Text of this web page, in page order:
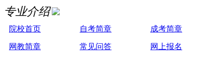
专业介绍
院校首页 自考简章 成考简章
网教简章 常见问答 网上报名